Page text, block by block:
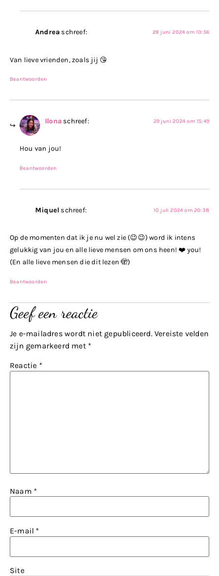
Andrea schreef: 28 juni 2024 om 10:56
Van lieve vrienden, zoals jij 😘
Beantwoorden
Ilona schreef: 29 juni 2024 om 15:49
Hou van jou!
Beantwoorden
Miquel schreef: 10 juli 2024 om 20:38
Op de momenten dat ik je nu wel zie (😉😉) word ik intens
gelukkig van jou en alle lieve mensen om ons heen! ❤️ you!
(En alle lieve mensen die dit lezen 🫣)
Beantwoorden
Geef een reactie
Je e-mailadres wordt niet gepubliceerd. Vereiste velden
zijn gemarkeerd met *
Reactie *
Naam *
E-mail *
Site